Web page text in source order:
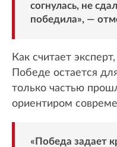
согнулась, не
победила», —
Как считает
Победе остается
только частью
ориентиром
«Победа задает